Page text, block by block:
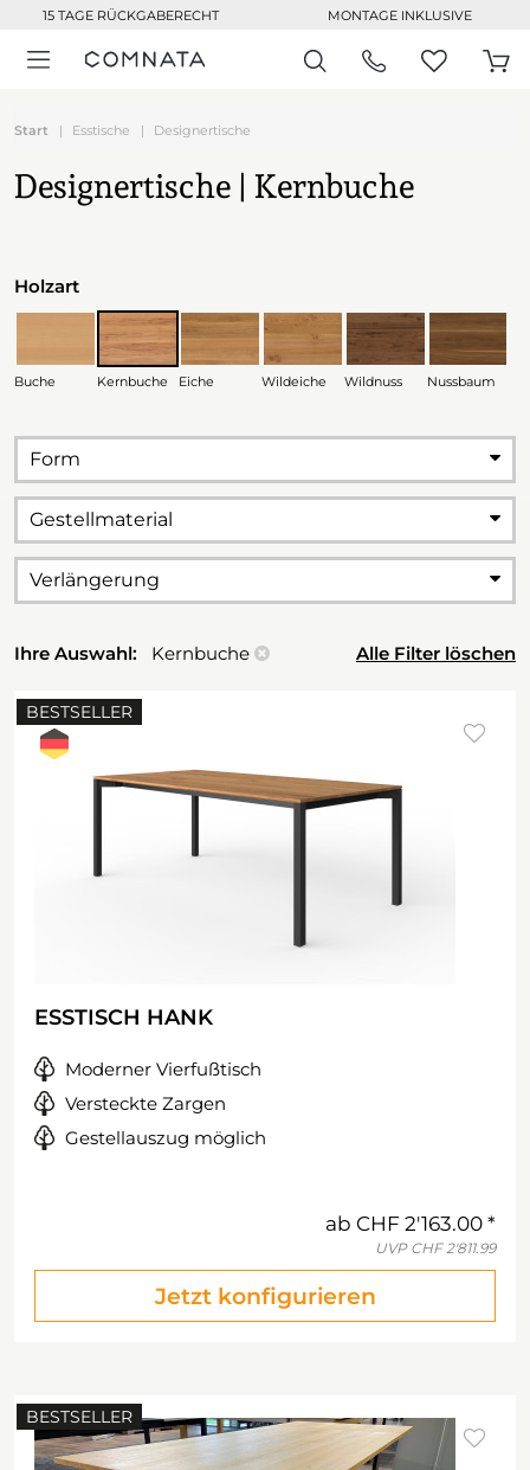
15 TAGE RÜCKGABERECHT MONTAGE INKLUSIVE
Start Esstische Designertische
Designertische | Kernbuche
Holzart
Buche Kernbuche Eiche Wildeiche Wildnuss Nussbaum
Form
Gestellmaterial
Verlängerung
Ihre Auswahl: Kernbuche Alle Filter löschen
BESTSELLER
ESSTISCH HANK
Moderner Vierfußtisch
Versteckte Zargen
Gestellauszug möglich
ab CHF 2'163.00
UVP CHF 2'811.99
Jetzt konfigurieren
BESTSELLER